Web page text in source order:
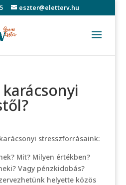
eszter@eletterv.hu
stresszforrásaink:
Mit? Milyen értékben?
Vagy pénzkidobás?
helyette közös